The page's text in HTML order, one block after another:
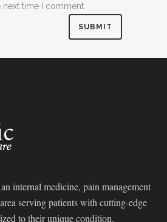
time I comment.
internal medicine, pain management
serving patients with cutting-edge
to their unique condition.